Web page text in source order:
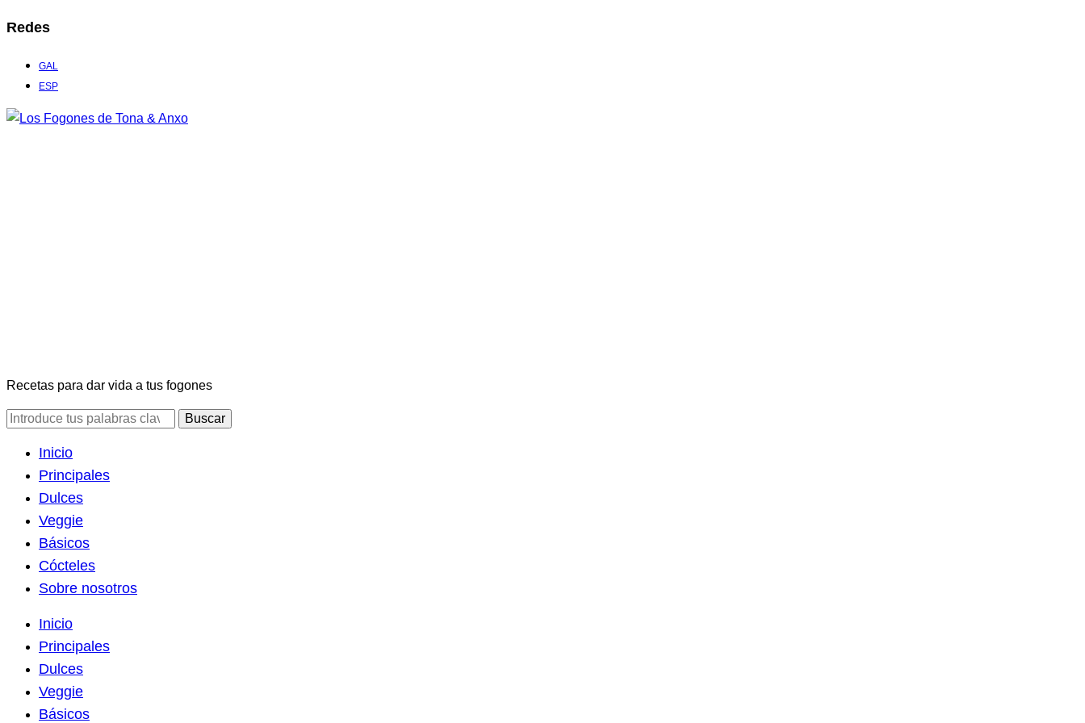
Redes
GAL
ESP
Recetas para dar vida a tus fogones
Inicio
Principales
Dulces
Veggie
Básicos
Cócteles
Sobre nosotros
Inicio
Principales
Dulces
Veggie
Básicos